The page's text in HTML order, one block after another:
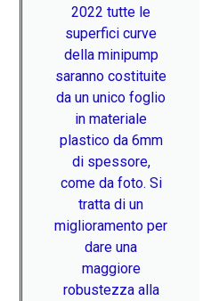
2022 tutte le
superfici curve
della minipump
saranno costituite
da un unico foglio
in materiale
plastico da 6mm
di spessore,
come da foto. Si
tratta di un
miglioramento per
dare una
maggiore
robustezza alla